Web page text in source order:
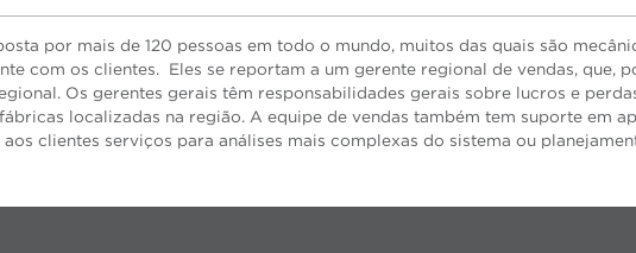
por mais de 120 pessoas em todo o mundo, muitos das quais são
com os clientes. Eles se reportam a um gerente regional de vendas, que,
Os gerentes gerais têm responsabilidades gerais sobre lucros e
localizadas na região. A equipe de vendas também tem suporte em
clientes serviços para análises mais complexas do sistema ou